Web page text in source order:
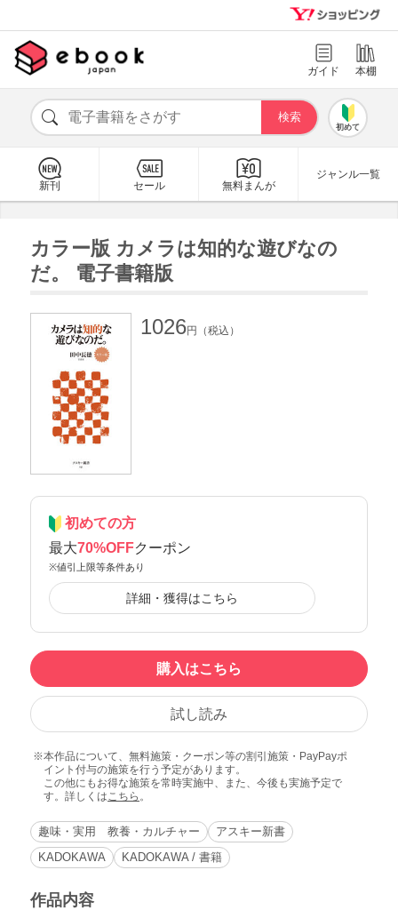
ガイド 本棚
初めて
新刊 セール 無料まんが
ジャンル一覧
カラー版 カメラは知的な遊びなの
だ。 電子書籍版
1026円（税込）
初めての方
最大70%OFFクーポン
※値引上限等条件あり
詳細・獲得はこちら
購入はこちら
試し読み
本作品について、無料施策・クーポン等の割引施策・PayPayポ
イント付与の施策を行う予定があります。
この他にもお得な施策を常時実施中、また、今後も実施予定で
す。詳しくはこちら 。
趣味・実用 教養・カルチャー
アスキー新書
KADOKAWA
KADOKAWA / 書籍
作品内容